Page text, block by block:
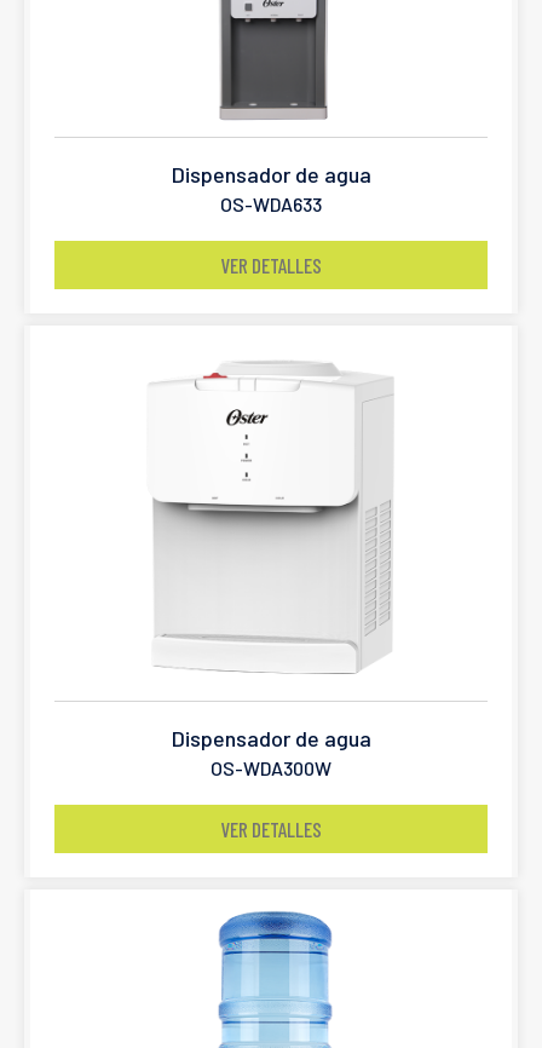
Dispensador de agua
OS-WDA633
VER DETALLES
Dispensador de agua
OS-WDA300W
VER DETALLES